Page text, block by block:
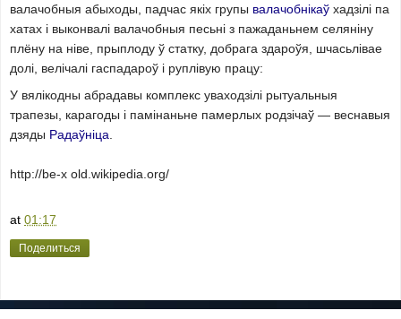
валачобныя абыходы, падчас якіх групы валачобнікаў хадзілі па
хатах і выконвалі валачобныя песьні з пажаданьнем селяніну
плёну на ніве, прыплоду ў статку, добрага здароўя, шчасьлівае
долі, велічалі гаспадароў і руплівую працу:
У вялікодны абрадавы комплекс уваходзілі рытуальныя
трапезы, карагоды і памінаньне памерлых родзічаў — веснавыя
дзяды Радаўніца
http://be-x old.wikipedia.org/
at 01:17
Поделиться